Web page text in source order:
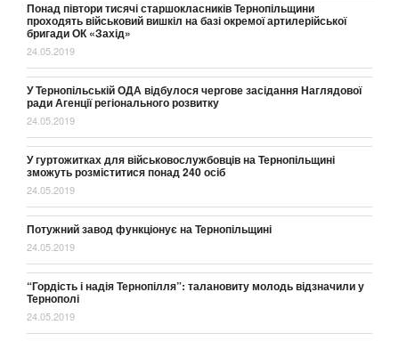
Понад півтори тисячі старшокласників Тернопільщини
проходять військовий вишкіл на базі окремої артилерійської
бригади ОК «Захід»
24.05.2019
У Тернопільській ОДА відбулося чергове засідання Наглядової
ради Агенції регіонального розвитку
24.05.2019
У гуртожитках для військовослужбовців на Тернопільщині
зможуть розміститися понад 240 осіб
24.05.2019
Потужний завод функціонує на Тернопільщині
24.05.2019
“Гордість і надія Тернопілля”: талановиту молодь відзначили у
Тернополі
24.05.2019